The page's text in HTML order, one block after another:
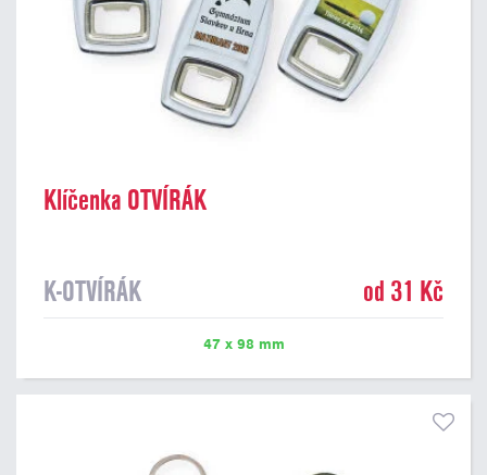
Klíčenka OTVÍRÁK
K-OTVÍRÁK od 31 Kč
47 x 98 mm